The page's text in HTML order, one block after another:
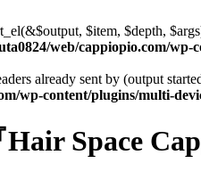
$item, $depth,
web/cappiopio.com/wp-
already sent by (output
wp-content/plugins/multi-
Space